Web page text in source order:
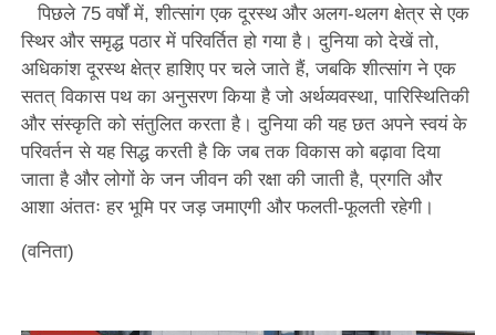
पिछले 75 वर्षों में, शीत्सांग एक दूरस्थ और अलग-थलग क्षेत्र से एक
स्थिर और समृद्ध पठार में परिवर्तित हो गया है। दुनिया को देखें तो,
अधिकांश दूरस्थ क्षेत्र हाशिए पर चले जाते हैं, जबकि शीत्सांग ने एक
सतत् विकास पथ का अनुसरण किया है जो अर्थव्यवस्था, पारिस्थितिकी
और संस्कृति को संतुलित करता है। दुनिया की यह छत अपने स्वयं के
परिवर्तन से यह सिद्ध करती है कि जब तक विकास को बढ़ावा दिया
जाता है और लोगों के जन जीवन की रक्षा की जाती है, प्रगति और
आशा अंततः हर भूमि पर जड़ जमाएगी और फलती-फूलती रहेगी।
(वनिता)